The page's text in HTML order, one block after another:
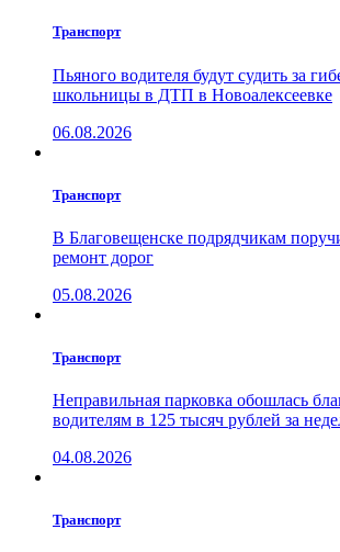
Транспорт
Пьяного водителя будут судить за
школьницы в ДТП в Новоалексеевке
06.08.2026
Транспорт
В Благовещенске подрядчикам
ремонт дорог
05.08.2026
Транспорт
Неправильная парковка обошлась
водителям в 125 тысяч рублей за
04.08.2026
Транспорт